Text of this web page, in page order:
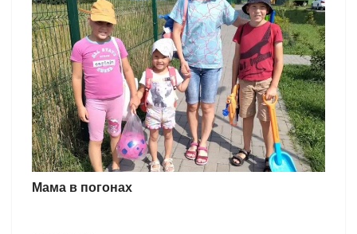
Мама в погонах